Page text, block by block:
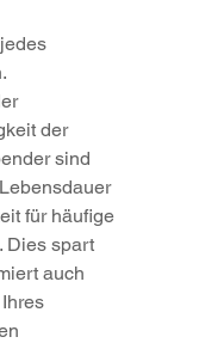
der
sind
für häufige
Dies spart
auch